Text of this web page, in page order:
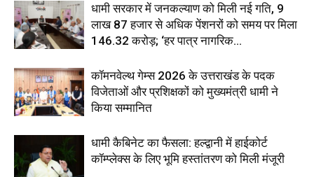
धामी सरकार में जनकल्याण को मिली नई गति, 9
लाख 87 हजार से अधिक पेंशनरों को समय पर मिला
₹146.32 करोड़; ‘हर पात्र नागरिक...
कॉमनवेल्थ गेम्स 2026 के उत्तराखंड के पदक
विजेताओं और प्रशिक्षकों को मुख्यमंत्री धामी ने
किया सम्मानित
धामी कैबिनेट का फैसला: हल्द्वानी में हाईकोर्ट
कॉम्प्लेक्स के लिए भूमि हस्तांतरण को मिली मंजूरी